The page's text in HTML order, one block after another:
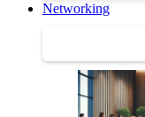
Networking